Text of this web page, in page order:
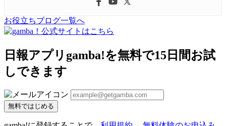
お役立ちブログ一覧へ
日報アプリgamba!を無料で15日間お試
しできます
無料ではじめる